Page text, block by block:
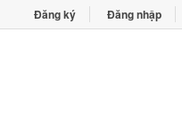
Đăng ký Đăng nhập